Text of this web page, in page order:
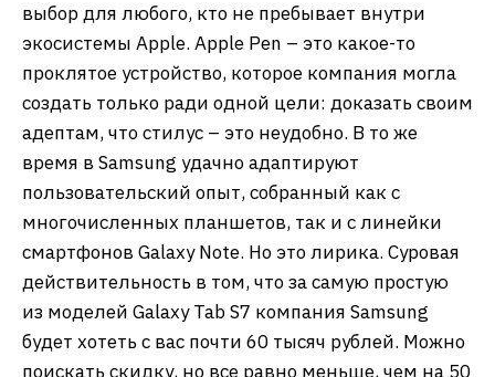
выбор для любого, кто не пребывает внутри
экосистемы Apple. Apple Pen – это какое-то
проклятое устройство, которое компания могла
создать только ради одной цели: доказать своим
адептам, что стилус – это неудобно. В то же
время в Samsung удачно адаптируют
пользовательский опыт, собранный как с
многочисленных планшетов, так и с линейки
смартфонов Galaxy Note. Но это лирика. Суровая
действительность в том, что за самую простую
из моделей Galaxy Tab S7 компания Samsung
будет хотеть с вас почти 60 тысяч рублей. Можно
поискать скидку, но все равно меньше, чем на 50